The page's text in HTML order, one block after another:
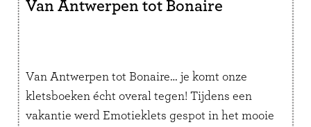
Van Antwerpen tot Bonaire
Van Antwerpen tot Bonaire… je komt onze
kletsboeken écht overal tegen! Tijdens een
vakantie werd Emotieklets gespot in het mooie